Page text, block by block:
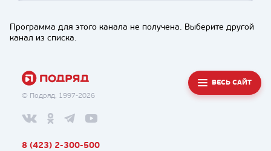
Программа для этого канала не получена. Выберите другой
канал из списка.
© Подряд, 1997-2026
ВЕСЬ САЙТ
8 (423) 2-300-500